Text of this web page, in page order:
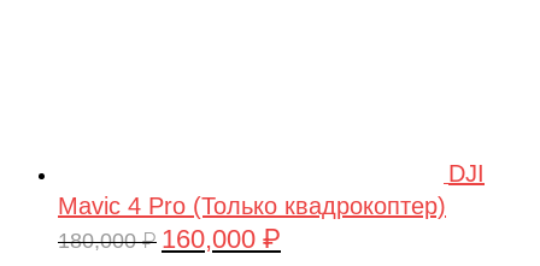
DJI
Mavic 4 Pro (Только квадрокоптер)
180,000₽ Первоначальная
160,000 ₽